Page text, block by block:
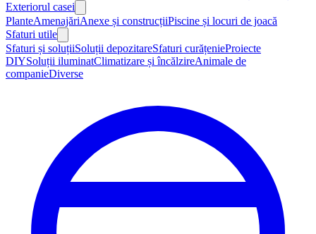
Exteriorul casei
PlanteAmenajăriAnexe și construcțiiPiscine și locuri de joacă
Sfaturi utile
Sfaturi și soluțiiSoluții depozitareSfaturi curățenieProiecte
DIYSoluții iluminatClimatizare și încălzireAnimale de
companieDiverse